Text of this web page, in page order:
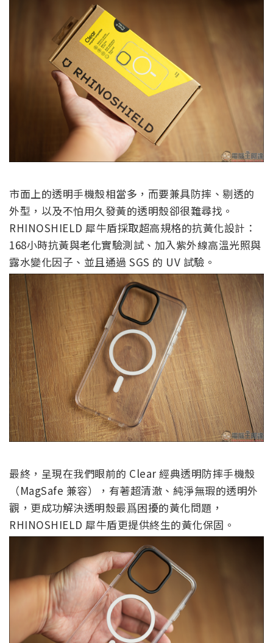
市面上的透明手機殼相當多，而要兼具防摔、剔透的
外型，以及不怕用久發黃的透明殼卻很難尋找。
RHINOSHIELD 犀牛盾採取超高規格的抗黃化設計：
168小時抗黃與老化實驗測試、加入紫外線高溫光照與
露水變化因子、並且通過 SGS 的 UV 試驗。
最終，呈現在我們眼前的 Clear 經典透明防摔手機殼
（MagSafe 兼容），有著超清澈、純淨無瑕的透明外
觀，更成功解決透明殼最爲困擾的黃化問題，
RHINOSHIELD 犀牛盾更提供終生的黃化保固。